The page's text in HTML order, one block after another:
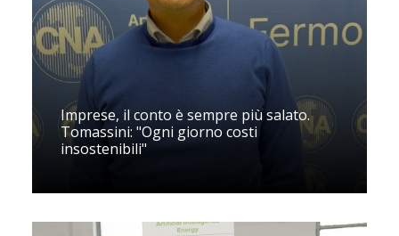
Imprese, il conto è sempre più salato.
Tomassini: "Ogni giorno costi
insostenibili"